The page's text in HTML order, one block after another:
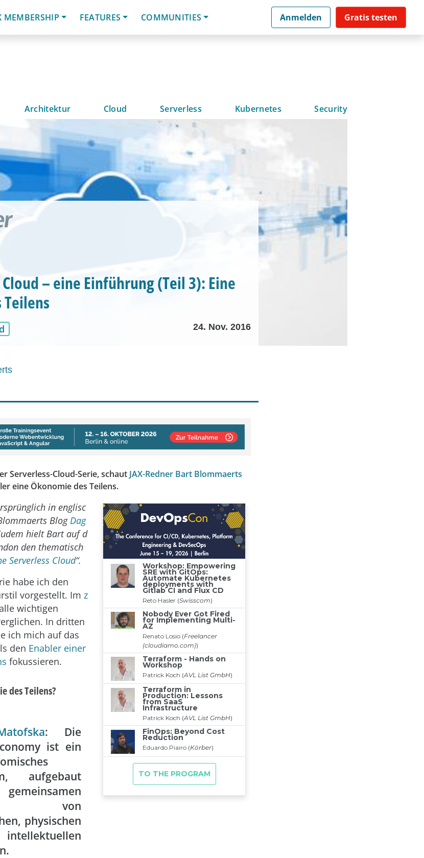
MEMBERSHIP FEATURES COMMUNITIES Anmelden Gratis testen
Architektur Cloud Serverless Kubernetes Security
– eine Einführung (Teil 3): Eine
24. Nov. 2016
Serverless-Cloud-Serie, schaut JAX-Redner Bart Blommaerts
eine Ökonomie des Teilens.
in englisc
BlogDag
hielt Bart auf d
den thematisch
Serverless Cloud“.
habe ich den
vorgestellt. Im z
wichtigen
In dritten
ich mich auf das
den Enabler einer
fokussieren.
des Teilens?
: Die
ist ein
aufgebaut
von
physischen